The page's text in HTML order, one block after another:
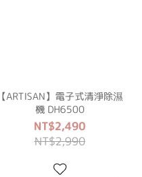
【ARTISAN】電子式清淨除濕
機 DH6500
NT$2,490
NT$2,990